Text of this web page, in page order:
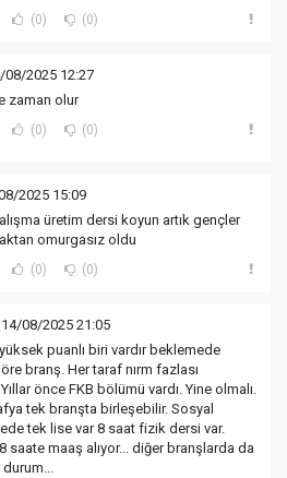
(0) (0)
08/2025 12:27
zaman olur
(0) (0)
2025 15:09
üretim dersi koyun artık gençler
omurgasız oldu
(0) (0)
08/2025 21:05
puanlı biri vardır beklemede
branş. Her taraf nırm fazlası
önce FKB bölümü vardı. Yine olmalı.
tek branşta birleşebilir. Sosyal
tek lise var 8 saat fizik dersi var.
saate maaş alıyor... diğer branşlarda da